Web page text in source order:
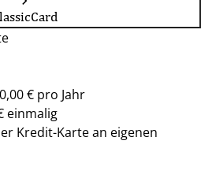
€ pro Jahr
einmalig
Kredit-Karte an eigenen